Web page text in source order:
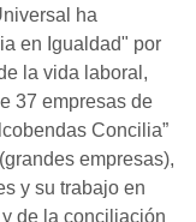
ha
en Igualdad" por
la vida laboral,
37 empresas de
Concilia”
empresas),
y su trabajo en
de la conciliación